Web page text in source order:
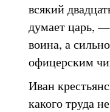
всякий
думает царь, —
воина, а
офицерским
Иван
какого труда